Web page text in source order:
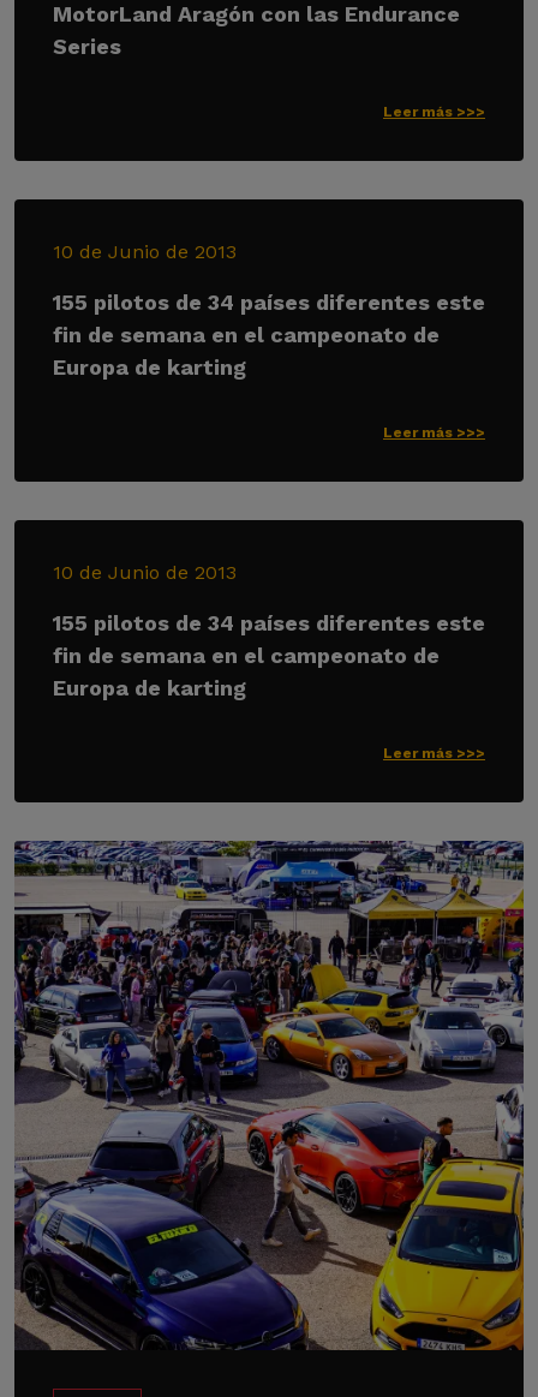
MotorLand Aragón con las Endurance
Series
Leer más >>>
10 de Junio de 2013
155 pilotos de 34 países diferentes este
fin de semana en el campeonato de
Europa de karting
Leer más >>>
10 de Junio de 2013
155 pilotos de 34 países diferentes este
fin de semana en el campeonato de
Europa de karting
Leer más >>>